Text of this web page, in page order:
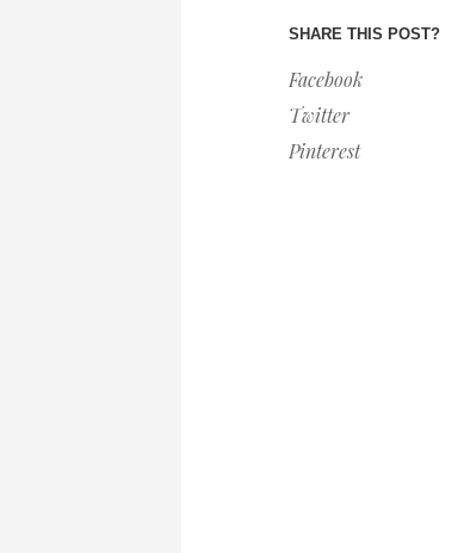
SHARE THIS POST?
Facebook
Twitter
Pinterest